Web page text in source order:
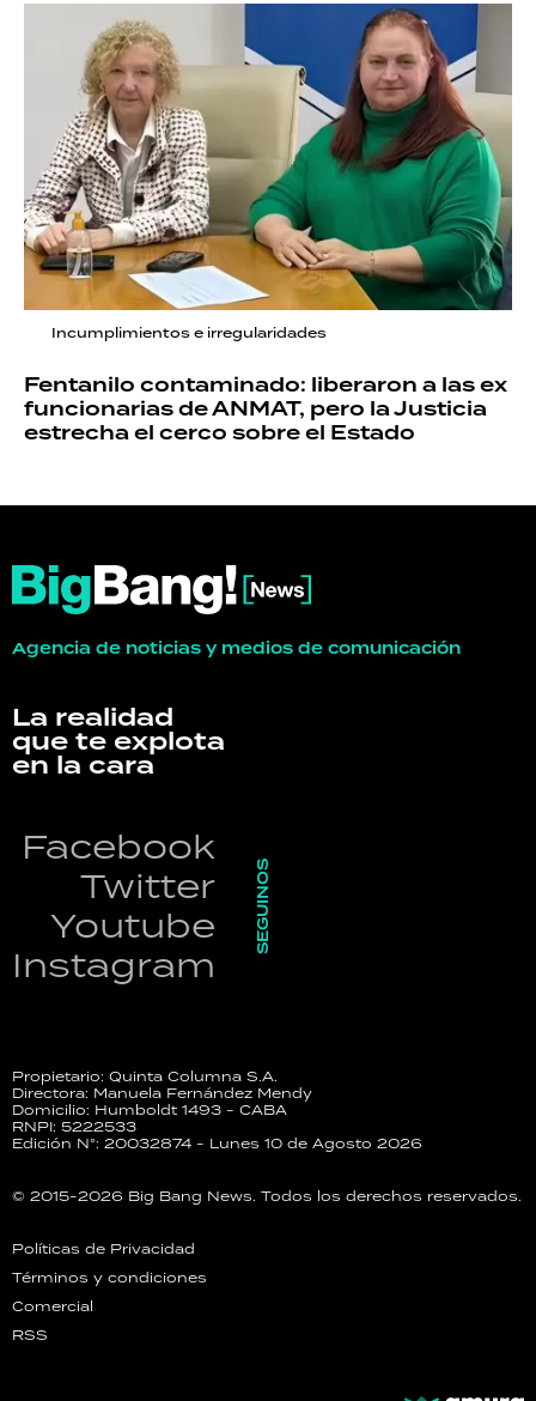
Incumplimientos e irregularidades
Fentanilo contaminado: liberaron a las ex
funcionarias de ANMAT, pero la Justicia
estrecha el cerco sobre el Estado
Agencia de noticias y medios de comunicación
La realidad
que te explota
en la cara
Facebook
Twitter
Youtube
Instagram
SEGUINOS
Propietario: Quinta Columna S.A.
Directora: Manuela Fernández Mendy
Domicilio: Humboldt 1493 - CABA
RNPI: 5222533
Edición N°: 20032874 - Lunes 10 de Agosto 2026
© 2015-2026 Big Bang News. Todos los derechos reservados.
Políticas de Privacidad
Términos y condiciones
Comercial
RSS